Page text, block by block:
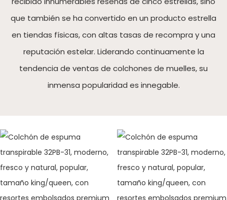
que también se ha convertido en un producto estrella
en tiendas físicas, con altas tasas de recompra y una
reputación estelar. Liderando continuamente la
tendencia de ventas de colchones de muelles, su
inmensa popularidad es innegable.